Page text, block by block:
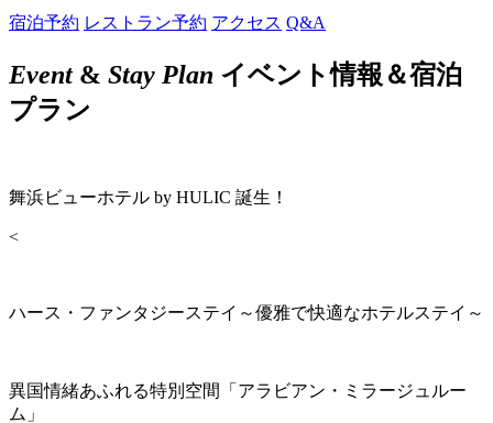
宿泊予約 レストラン予約 アクセス Q&A
Event& Stay Plan イベント情報＆宿泊
プラン
舞浜ビューホテル by HULIC 誕生！
<
ハース・ファンタジーステイ～優雅で快適なホテルステイ～
異国情緒あふれる特別空間「アラビアン・ミラージュルー
ム」